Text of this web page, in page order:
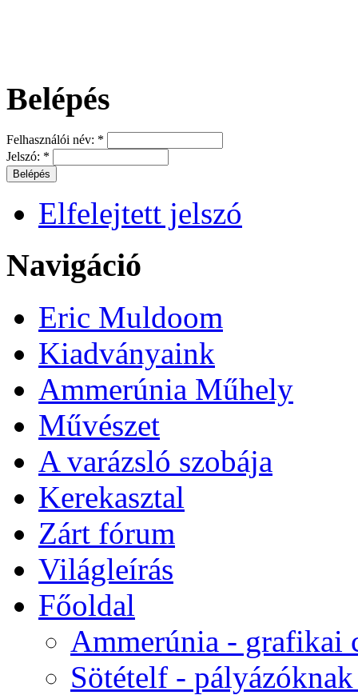
Belépés
Felhasználói név: *
Jelszó: *
Elfelejtett jelszó
Navigáció
Eric Muldoom
Kiadványaink
Ammerúnia Műhely
Művészet
A varázsló szobája
Kerekasztal
Zárt fórum
Világleírás
Főoldal
Ammerúnia - grafikai
Sötételf -